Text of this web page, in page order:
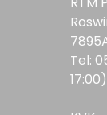
Tel:
17:00)